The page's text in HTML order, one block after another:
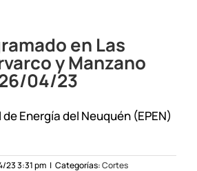
Manzano
en Las
y Manzano
04/23
Energía del Neuquén (EPEN)
23 3:31 pm | Categorías:Cortes